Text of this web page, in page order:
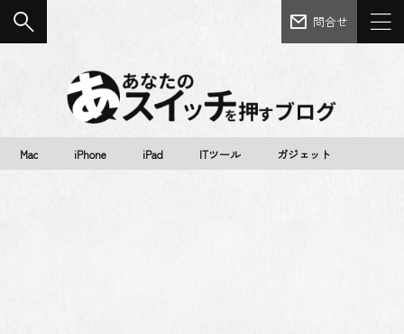
問合せ
Mac iPhone iPad ITツール ガジェット